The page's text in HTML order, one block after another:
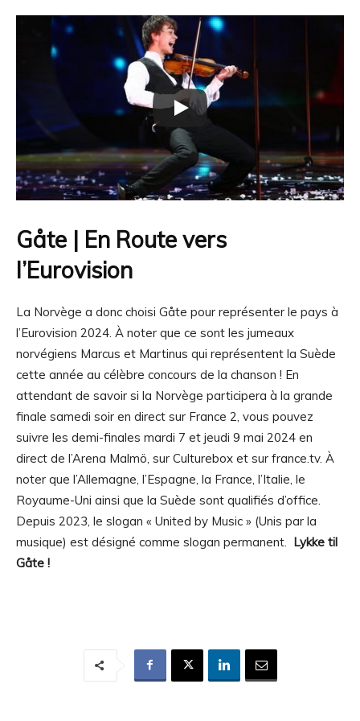
Gåte | En Route vers
l’Eurovision
La Norvège a donc choisi Gåte pour représenter le pays à
l’Eurovision 2024. À noter que ce sont les jumeaux
norvégiens Marcus et Martinus qui représentent la Suède
cette année au célèbre concours de la chanson ! En
attendant de savoir si la Norvège participera à la grande
finale samedi soir en direct sur France 2, vous pouvez
suivre les demi-finales mardi 7 et jeudi 9 mai 2024 en
direct de l’Arena Malmö, sur Culturebox et sur france.tv. À
noter que l’Allemagne, l’Espagne, la France, l’Italie, le
Royaume-Uni ainsi que la Suède sont qualifiés d’office.
Depuis 2023, le slogan « United by Music » (Unis par la
musique) est désigné comme slogan permanent. Lykke til
Gåte !